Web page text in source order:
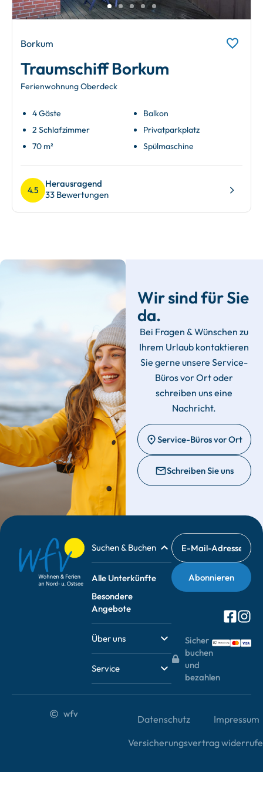
Borkum
Traumschiff Borkum
Ferienwohnung Oberdeck
4 Gäste
2 Schlafzimmer
70 m²
Balkon
Privatparkplatz
Spülmaschine
4.5
Herausragend
33 Bewertungen
Wir sind für Sie
da.
Bei Fragen & Wünschen zu
Ihrem Urlaub kontaktieren
Sie gerne unsere Service-
Büros vor Ort oder
schreiben uns eine
Nachricht.
Service-Büros vor Ort
Schreiben Sie uns
Suchen & Buchen
Alle Unterkünfte
Besondere
Angebote
Über uns
Service
Sicher
buchen
und
bezahlen
wfv Datenschutz
Impressum
Versicherungsvertrag